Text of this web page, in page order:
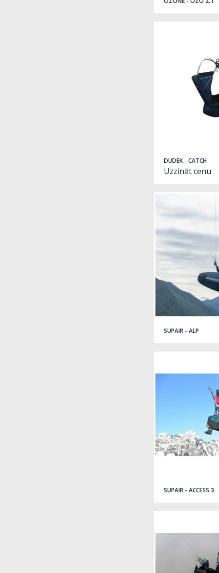
DUDEK - CATCH
Uzzināt cenu
SUPAIR - ALP
SUPAIR - ACCESS 3